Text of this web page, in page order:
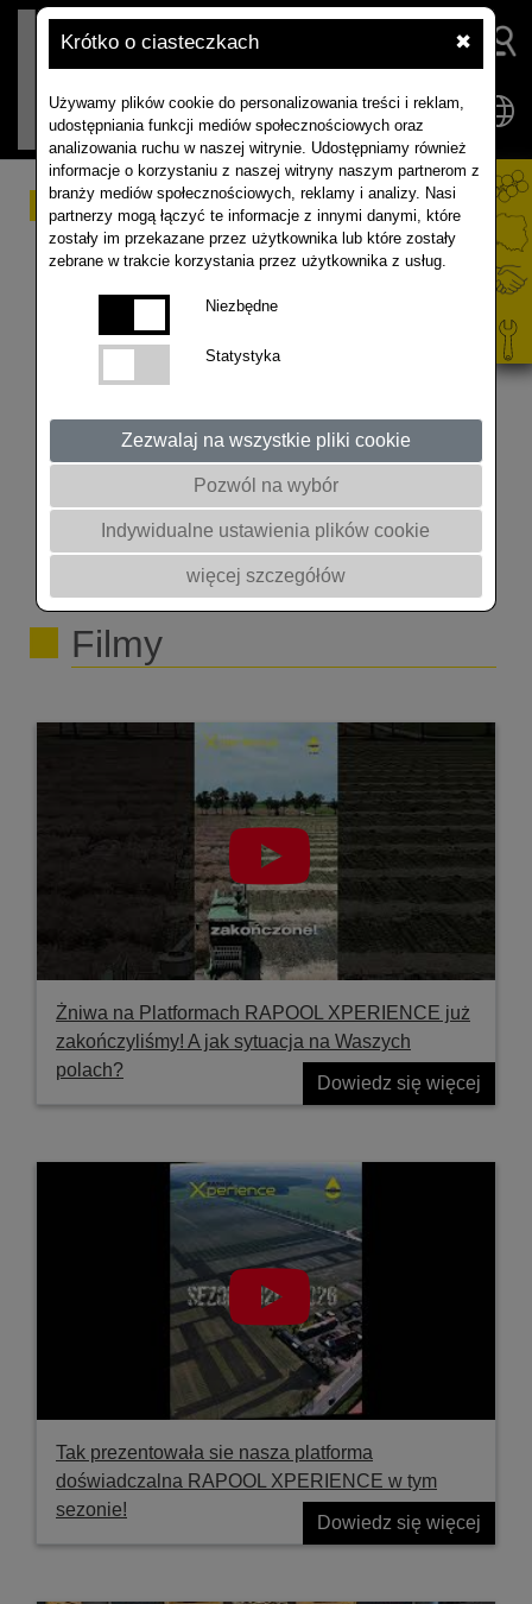
Krótko o ciasteczkach ✖
Używamy plików cookie do personalizowania treści i reklam,
udostępniania funkcji mediów społecznościowych oraz
analizowania ruchu w naszej witrynie. Udostępniamy również
informacje o korzystaniu z naszej witryny naszym partnerom z
branży mediów społecznościowych, reklamy i analizy. Nasi
partnerzy mogą łączyć te informacje z innymi danymi, które
zostały im przekazane przez użytkownika lub które zostały
zebrane w trakcie korzystania przez użytkownika z usług.
Niezbędne
Statystyka
Zezwalaj na wszystkie pliki cookie
Pozwól na wybór
Indywidualne ustawienia plików cookie
więcej szczegółów
Rzepak Odmiany TOP
2021 rekomendacje.
Akcja Rabatowa Rapool
Rekomendujemy do uprawy odmiany rzepaku
Akcji Rabatowej, w której premiujemy zakup 7
odmian. Możliwe do uzyskania rabaty od 80 do 120
zł za jednostkę siewną. Szczegółowe zasady na
www.rapool.pl
Filmy
Żniwa na Platformach RAPOOL XPERIENCE już
zakończyliśmy! A jak sytuacja na Waszych
polach?
Dowiedz się więcej
Tak prezentowała sie nasza platforma
doświadczalna RAPOOL XPERIENCE w tym
sezonie!
Dowiedz się więcej